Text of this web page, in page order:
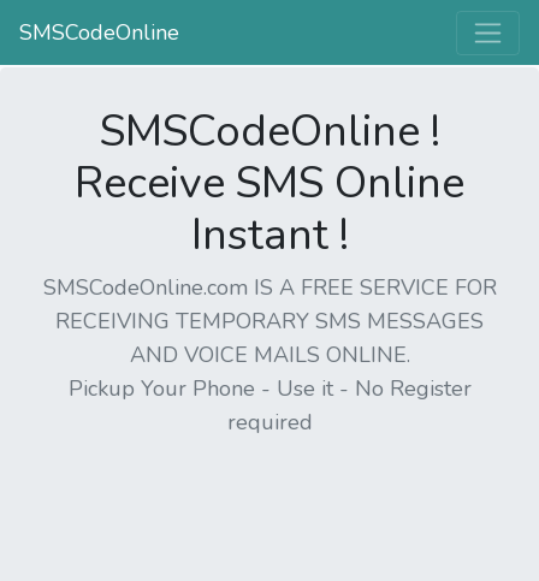
SMSCodeOnline
SMSCodeOnline !
Receive SMS Online
Instant !
SMSCodeOnline.com IS A FREE SERVICE FOR
RECEIVING TEMPORARY SMS MESSAGES
AND VOICE MAILS ONLINE.
Pickup Your Phone - Use it - No Register
required